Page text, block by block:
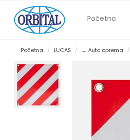
Početna
Početna LUCAS ← Auto oprema